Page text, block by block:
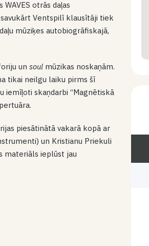
otrās daļas
Ventspilī klausītāji tiek
mūziķes autobiogrāfiskajā,
unsoul mūzikas noskaņām.
tikai neilgu laiku pirms šī
iemīļoti skaņdarbi “Magnētiskā
piesātinātā vakarā kopā ar
un Kristianu Priekuli
materiāls ieplūst jau